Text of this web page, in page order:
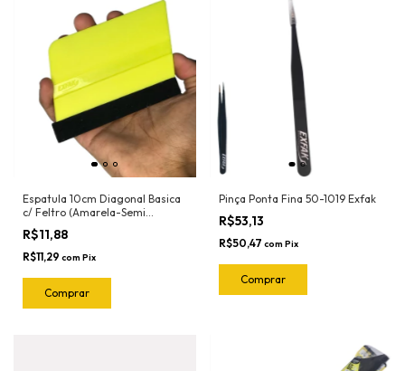
Espatula 10cm Diagonal Basica
c/ Feltro (Amarela-Semi
Flexivel) 50-2023 Exfak
R$11,88
R$11,29 com Pix
Pinça Ponta Fina 50-1019 Exfak
R$53,13
R$50,47 com Pix